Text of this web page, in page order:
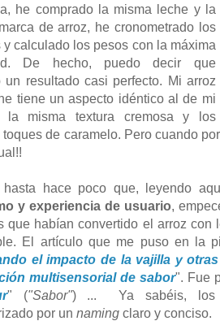
he comprado la misma leche y la
de arroz, he cronometrado los
y calculado los pesos con la máxima
De hecho, puedo decir que
un resultado casi perfecto. Mi arroz
tiene un aspecto idéntico al de mi
la misma textura cremosa y los
toques de caramelo. Pero cuando
hasta hace poco que, leyendo
y experiencia de usuario,
que habían convertido el arroz
El artículo que me puso en la
el impacto de la vajilla y
multisensorial de sabor". Fue
" ("Sabor") ... Ya sabéis, los
por un naming claro y conciso.